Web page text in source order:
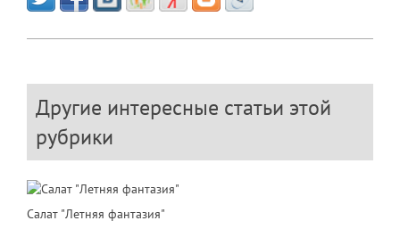
Другие интересные статьи этой
рубрики
Салат "Летняя фантазия"